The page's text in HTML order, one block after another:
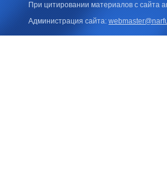
При цитировании материалов с сайта
Администрация сайта: